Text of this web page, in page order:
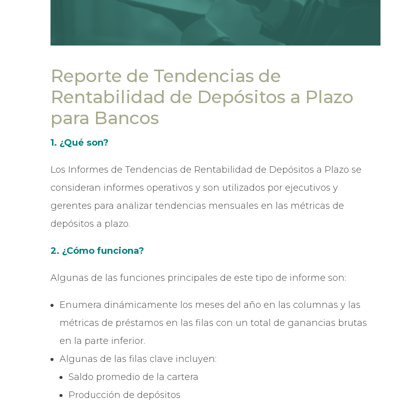
Reporte de Tendencias de
Rentabilidad de Depósitos a Plazo
para Bancos
1. ¿Qué son?
Los Informes de Tendencias de Rentabilidad de Depósitos a Plazo se
consideran informes operativos y son utilizados por ejecutivos y
gerentes para analizar tendencias mensuales en las métricas de
depósitos a plazo.
2. ¿Cómo funciona?
Algunas de las funciones principales de este tipo de informe son:
Enumera dinámicamente los meses del año en las columnas y las
métricas de préstamos en las filas con un total de ganancias brutas
en la parte inferior.
Algunas de las filas clave incluyen:
Saldo promedio de la cartera
Producción de depósitos